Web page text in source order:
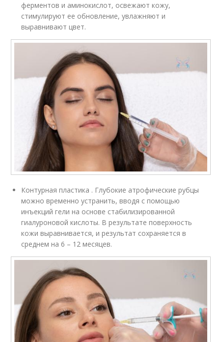
ферментов и аминокислот, освежают кожу,
стимулируют ее обновление, увлажняют и
выравнивают цвет.
Контурная пластика . Глубокие атрофические рубцы
можно временно устранить, вводя с помощью
инъекций гели на основе стабилизированной
гиалуроновой кислоты. В результате поверхность
кожи выравнивается, и результат сохраняется в
среднем на 6 – 12 месяцев.